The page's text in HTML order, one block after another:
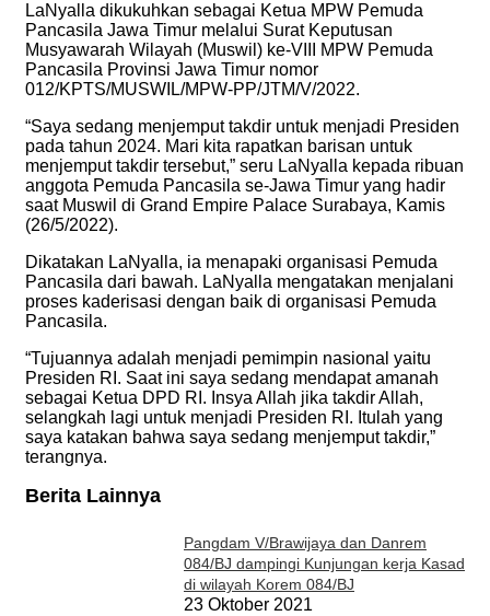
LaNyalla dikukuhkan sebagai Ketua MPW Pemuda
Pancasila Jawa Timur melalui Surat Keputusan
Musyawarah Wilayah (Muswil) ke-VIII MPW Pemuda
Pancasila Provinsi Jawa Timur nomor
012/KPTS/MUSWIL/MPW-PP/JTM/V/2022.
“Saya sedang menjemput takdir untuk menjadi Presiden
pada tahun 2024. Mari kita rapatkan barisan untuk
menjemput takdir tersebut,” seru LaNyalla kepada ribuan
anggota Pemuda Pancasila se-Jawa Timur yang hadir
saat Muswil di Grand Empire Palace Surabaya, Kamis
(26/5/2022).
Dikatakan LaNyalla, ia menapaki organisasi Pemuda
Pancasila dari bawah. LaNyalla mengatakan menjalani
proses kaderisasi dengan baik di organisasi Pemuda
Pancasila.
“Tujuannya adalah menjadi pemimpin nasional yaitu
Presiden RI. Saat ini saya sedang mendapat amanah
sebagai Ketua DPD RI. Insya Allah jika takdir Allah,
selangkah lagi untuk menjadi Presiden RI. Itulah yang
saya katakan bahwa saya sedang menjemput takdir,”
terangnya.
Berita Lainnya
Pangdam V/Brawijaya dan Danrem
084/BJ dampingi Kunjungan kerja Kasad
di wilayah Korem 084/BJ
23 Oktober 2021